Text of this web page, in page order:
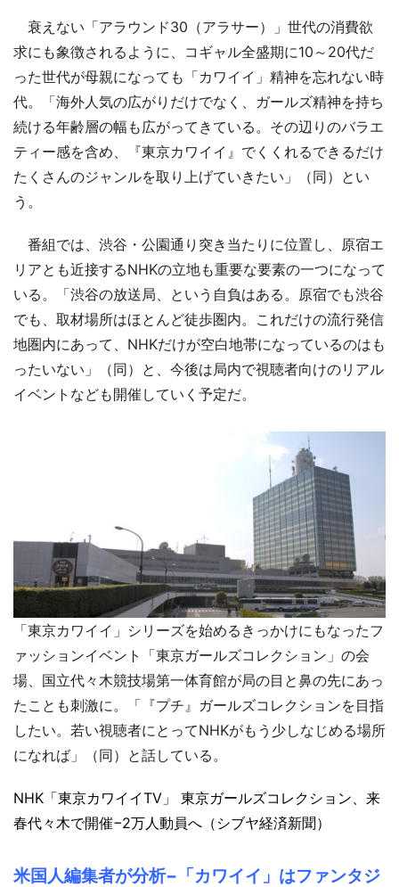
衰えない「アラウンド30（アラサー）」世代の消費欲
求にも象徴されるように、コギャル全盛期に10～20代だ
った世代が母親になっても「カワイイ」精神を忘れない時
代。「海外人気の広がりだけでなく、ガールズ精神を持ち
続ける年齢層の幅も広がってきている。その辺りのバラエ
ティー感を含め、『東京カワイイ』でくくれるできるだけ
たくさんのジャンルを取り上げていきたい」（同）とい
う。
番組では、渋谷・公園通り突き当たりに位置し、原宿エ
リアとも近接するNHKの立地も重要な要素の一つになって
いる。「渋谷の放送局、という自負はある。原宿でも渋谷
でも、取材場所はほとんど徒歩圏内。これだけの流行発信
地圏内にあって、NHKだけが空白地帯になっているのはも
ったいない」（同）と、今後は局内で視聴者向けのリアル
イベントなども開催していく予定だ。
「東京カワイイ」シリーズを始めるきっかけにもなったフ
ァッションイベント「東京ガールズコレクション」の会
場、国立代々木競技場第一体育館が局の目と鼻の先にあっ
たことも刺激に。「『プチ』ガールズコレクションを目指
したい。若い視聴者にとってNHKがもう少しなじめる場所
になれば」（同）と話している。
NHK「東京カワイイTV」
東京ガールズコレクション、来
春代々木で開催−2万人動員へ（シブヤ経済新聞）
米国人編集者が分析−「カワイイ」はファンタジ